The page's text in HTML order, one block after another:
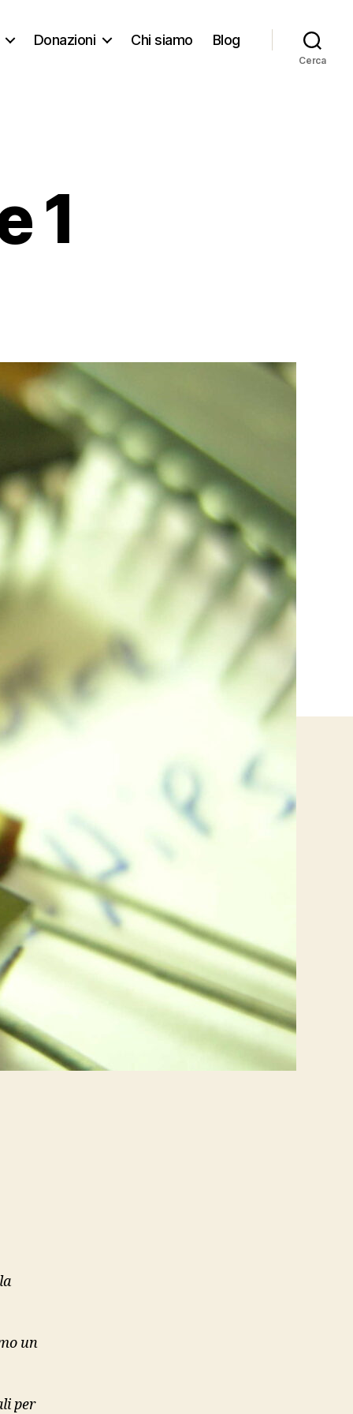
Donazioni Chi siamo Blog
Cerca
1
un
per